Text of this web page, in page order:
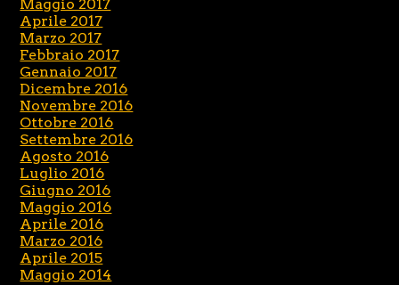
Maggio 2017
Aprile 2017
Marzo 2017
Febbraio 2017
Gennaio 2017
Dicembre 2016
Novembre 2016
Ottobre 2016
Settembre 2016
Agosto 2016
Luglio 2016
Giugno 2016
Maggio 2016
Aprile 2016
Marzo 2016
Aprile 2015
Maggio 2014